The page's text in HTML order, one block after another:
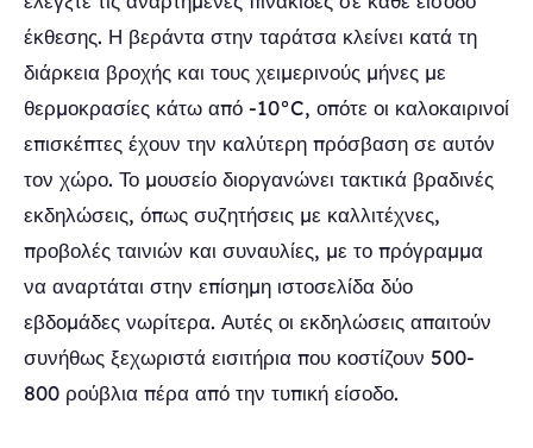
έκθεσης. Η βεράντα στην ταράτσα κλείνει κατά τη
διάρκεια βροχής και τους χειμερινούς μήνες με
θερμοκρασίες κάτω από -10°C, οπότε οι καλοκαιρινοί
επισκέπτες έχουν την καλύτερη πρόσβαση σε αυτόν
τον χώρο. Το μουσείο διοργανώνει τακτικά βραδινές
εκδηλώσεις, όπως συζητήσεις με καλλιτέχνες,
προβολές ταινιών και συναυλίες, με το πρόγραμμα
να αναρτάται στην επίσημη ιστοσελίδα δύο
εβδομάδες νωρίτερα. Αυτές οι εκδηλώσεις απαιτούν
συνήθως ξεχωριστά εισιτήρια που κοστίζουν 500-
800 ρούβλια πέρα από την τυπική είσοδο.